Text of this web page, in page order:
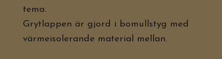
tema.
Grytlappen är gjord i bomullstyg med
värmeisolerande material mellan.